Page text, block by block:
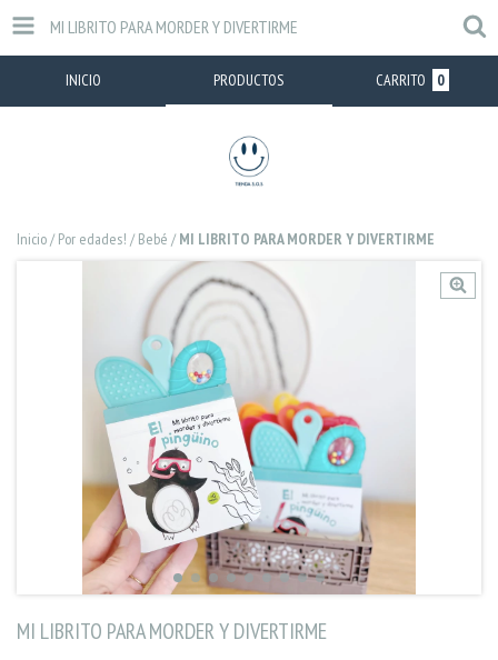
MI LIBRITO PARA MORDER Y DIVERTIRME
INICIO PRODUCTOS CARRITO 0
Inicio/ Por edades! / Bebé / MI LIBRITO PARA MORDER Y DIVERTIRME
MI LIBRITO PARA MORDER Y DIVERTIRME